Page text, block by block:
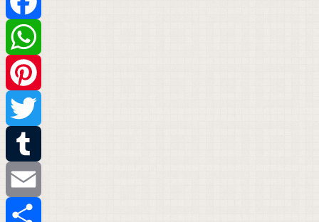
Facebook
WhatsApp
Pinterest
Twitter
Tumblr
Email